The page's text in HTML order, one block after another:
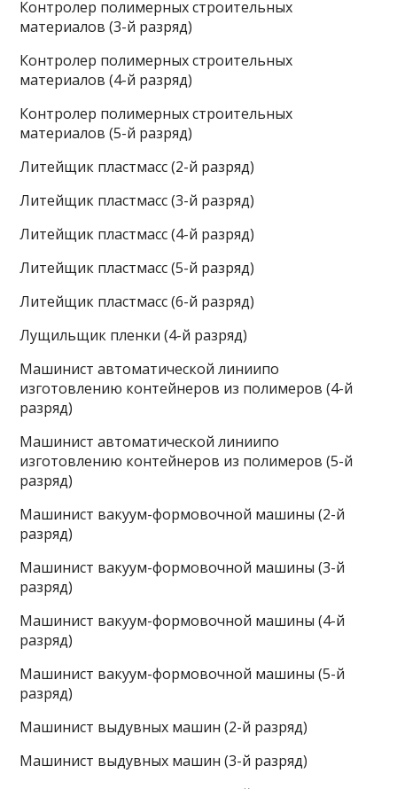
Контролер полимерных строительных
материалов (3-й разряд)
Контролер полимерных строительных
материалов (4-й разряд)
Контролер полимерных строительных
материалов (5-й разряд)
Литейщик пластмасс (2-й разряд)
Литейщик пластмасс (3-й разряд)
Литейщик пластмасс (4-й разряд)
Литейщик пластмасс (5-й разряд)
Литейщик пластмасс (6-й разряд)
Лущильщик пленки (4-й разряд)
Машинист автоматической линиипо
изготовлению контейнеров из полимеров (4-й
разряд)
Машинист автоматической линиипо
изготовлению контейнеров из полимеров (5-й
разряд)
Машинист вакуум-формовочной машины (2-й
разряд)
Машинист вакуум-формовочной машины (3-й
разряд)
Машинист вакуум-формовочной машины (4-й
разряд)
Машинист вакуум-формовочной машины (5-й
разряд)
Машинист выдувных машин (2-й разряд)
Машинист выдувных машин (3-й разряд)